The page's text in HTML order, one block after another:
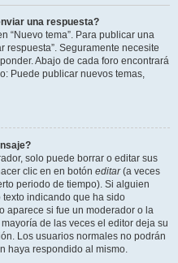
una respuesta?
“Nuevo tema”. Para publicar una
respuesta”. Seguramente necesite
Abajo de cada foro encontrará
Puede publicar nuevos temas,
solo puede borrar o editar sus
clic en en botón editar(a veces
periodo de tiempo). Si alguien
indicando que ha sido
aparece si fue un moderador o la
de las veces el editor deja su
Los usuarios normales no podrán
haya respondido al mismo.